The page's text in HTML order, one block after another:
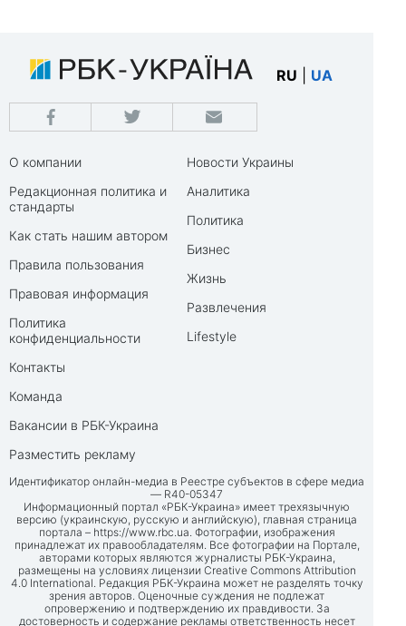
RU UA
О компании
Редакционная политика и
стандарты
Как стать нашим автором
Правила пользования
Правовая информация
Политика
конфиденциальности
Контакты
Команда
Вакансии в РБК-Украина
Разместить рекламу
Новости Украины
Аналитика
Политика
Бизнес
Жизнь
Развлечения
Lifestyle
Идентификатор онлайн-медиа в Реестре субъектов в сфере медиа
— R40-05347
Информационный портал «РБК-Украина» имеет трехязычную
версию (украинскую, русскую и английскую), главная страница
портала – https://www.rbc.ua. Фотографии, изображения
принадлежат их правообладателям. Все фотографии на Портале,
авторами которых являются журналисты РБК-Украина,
размещены на условиях лицензии Creative Commons Attribution
4.0 International. Редакция РБК-Украина может не разделять точку
зрения авторов. Оценочные суждения не подлежат
опровержению и подтверждению их правдивости. За
достоверность и содержание рекламы ответственность несет